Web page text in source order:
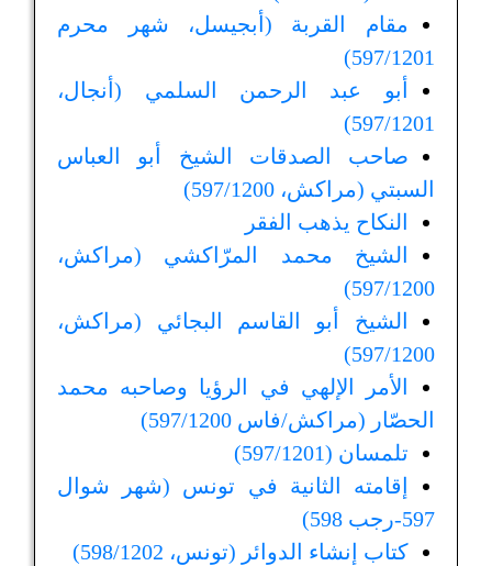
مقام القربة (أبجيسل، شهر محرم
597/1201)
أبو عبد الرحمن السلمي (أنجال،
597/1201)
صاحب الصدقات الشيخ أبو العباس
السبتي (مراكش، 597/1200)
النكاح يذهب الفقر
الشيخ محمد المرّاكشي (مراكش،
597/1200)
الشيخ أبو القاسم البجائي (مراكش،
597/1200)
الأمر الإلهي في الرؤيا وصاحبه محمد
الحصّار (مراكش/فاس 597/1200)
تلمسان (597/1201)
إقامته الثانية في تونس (شهر شوال
597-رجب 598)
كتاب إنشاء الدوائر (تونس، 598/1202)